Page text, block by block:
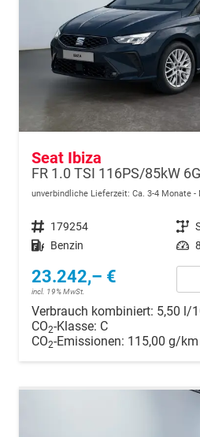
Seat Ibiza
FR 1.0 TSI 116PS/85kW
unverbindliche Lieferzeit: Ca. 3-4 Monate
Fahrzeugnr. 179254 Getriebe
Kraftstoff Benzin Leistung
23.242,– €
incl. 19% MwSt.
Verbrauch kombiniert: 5,50 l/
CO2-Klasse: C
CO2-Emissionen: 115,00 g/km